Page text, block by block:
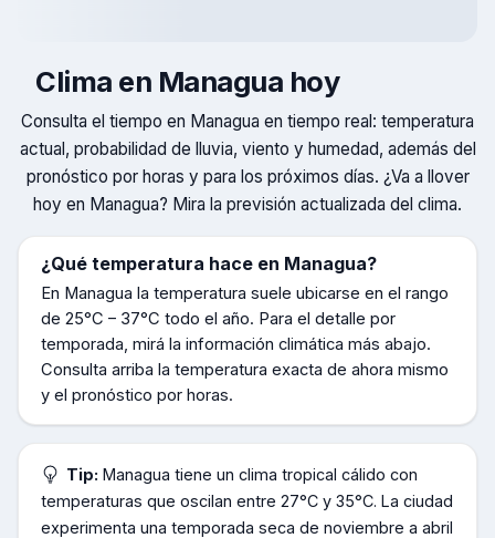
Clima en Managua hoy
Consulta el tiempo en Managua en tiempo real: temperatura
actual, probabilidad de lluvia, viento y humedad, además del
pronóstico por horas y para los próximos días. ¿Va a llover
hoy en Managua? Mira la previsión actualizada del clima.
¿Qué temperatura hace en Managua?
En Managua la temperatura suele ubicarse en el rango
de 25°C – 37°C todo el año. Para el detalle por
temporada, mirá la información climática más abajo.
Consulta arriba la temperatura exacta de ahora mismo
y el pronóstico por horas.
Tip: Managua tiene un clima tropical cálido con
temperaturas que oscilan entre 27°C y 35°C. La ciudad
experimenta una temporada seca de noviembre a abril